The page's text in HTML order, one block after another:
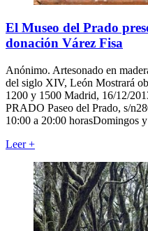
El Museo del Prado
donación Várez Fisa
Anónimo. Artesonado en
del siglo XIV, León Mostrará
1200 y 1500 Madrid, 16/12/
PRADO Paseo del Prado, s/
10:00 a 20:00 horasDomingos
Leer+